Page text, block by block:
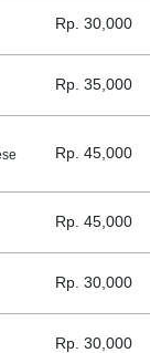
Rp. 30,000
Rp. 35,000
Rp. 45,000
Rp. 45,000
Rp. 30,000
Rp. 30,000